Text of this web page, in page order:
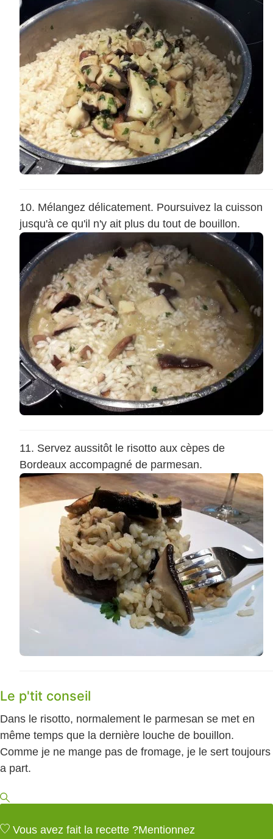
Mélangez délicatement. Poursuivez la cuisson
jusqu'à ce qu'il n'y ait plus du tout de bouillon.
Servez aussitôt le risotto aux cèpes de
Bordeaux accompagné de parmesan.
Le p'tit conseil
Dans le risotto, normalement le parmesan se met en
même temps que la dernière louche de bouillon.
Comme je ne mange pas de fromage, je le sert toujours
a part.
Vous avez fait la recette ?Mentionnez